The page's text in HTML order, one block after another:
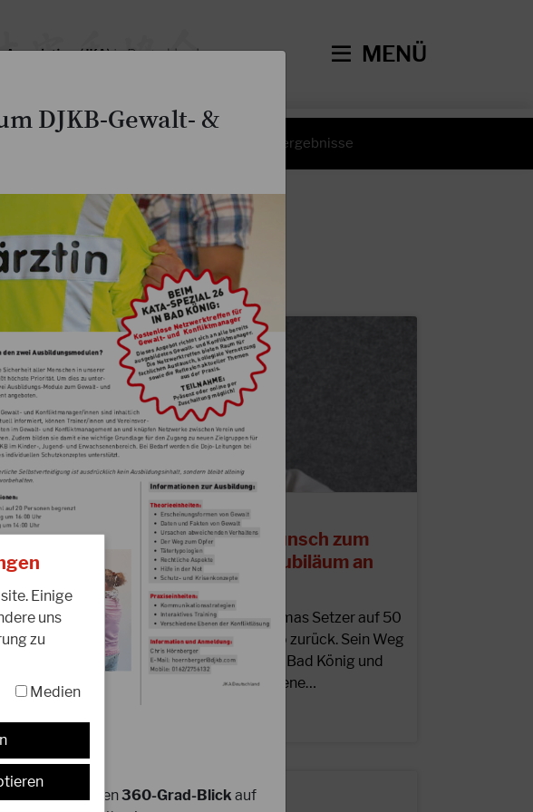
Einige
uns
zu
Medien
MENÜ
Wettkampfergebnisse
eure
der
05.08.2025
Herzlichen Glückwunsch zum
50jährigen Karatejubiläum an
Thomas Setzer!
Im Juni 2025 blickte Thomas Setzer auf 50
Jahre gelebten Karate-Do zurück. Sein Weg
begann 1974 bei der TSG Bad König und
führte ihn über verschiedene…
DJKB-Gewalt- &
.
vermittelt einen360-Grad-Blickauf